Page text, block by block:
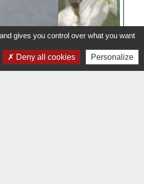
gives you control over what you want
Deny all cookies Personalize